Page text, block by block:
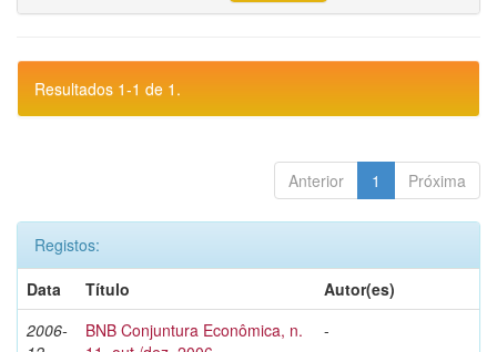
Resultados 1-1 de 1.
Anterior 1 Próxima
Registos:
Data
Título
Autor(es)
2006-
BNB Conjuntura Econômica, n.
-